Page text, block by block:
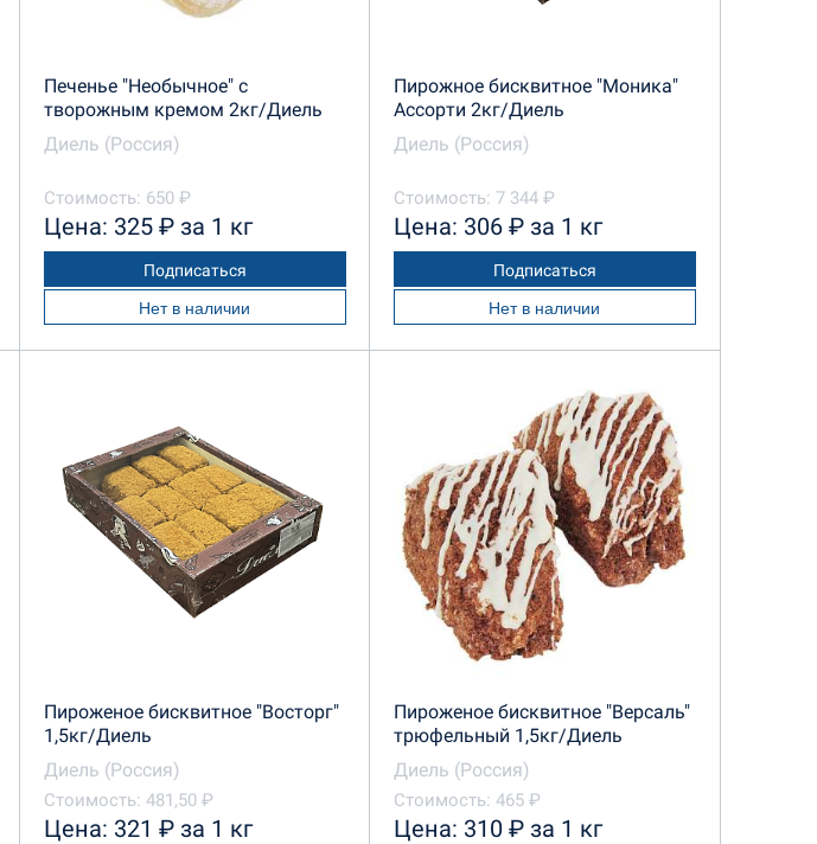
Печенье "Необычное" с
творожным кремом 2кг/Диель
Диель (Россия)
Стоимость: 650 ₽
Цена: 325 ₽ за 1 кг
Подписаться
Нет в наличии
Пирожное бисквитное "Моника"
Ассорти 2кг/Диель
Диель (Россия)
Стоимость: 7 344 ₽
Цена: 306 ₽ за 1 кг
Подписаться
Нет в наличии
Пироженое бисквитное "Восторг"
1,5кг/Диель
Диель (Россия)
Стоимость: 481,50 ₽
Цена: 321 ₽ за 1 кг
Пироженое бисквитное "Версаль"
трюфельный 1,5кг/Диель
Диель (Россия)
Стоимость: 465 ₽
Цена: 310 ₽ за 1 кг